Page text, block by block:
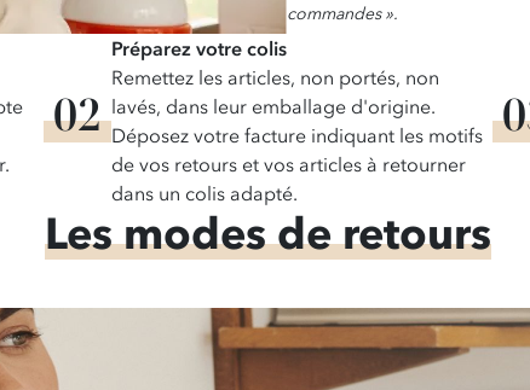
commandes ».
Préparez votre colis
Remettez les articles, non portés, non
lavés, dans leur emballage d'origine.
Déposez votre facture indiquant les motifs
de vos retours et vos articles à retourner
dans un colis adapté.
Les modes de retours